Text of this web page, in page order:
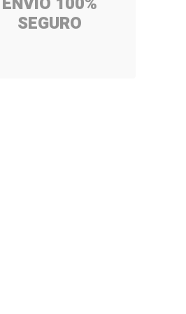
SEGURO